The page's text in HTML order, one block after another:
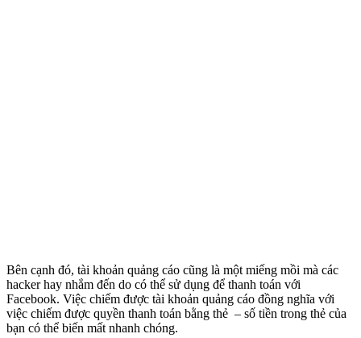
Bên cạnh đó, tài khoản quảng cáo cũng là một miếng mồi mà các
hacker hay nhắm đến do có thể sử dụng để thanh toán với
Facebook. Việc chiếm được tài khoản quảng cáo đồng nghĩa với
việc chiếm được quyền thanh toán bằng thẻ – số tiền trong thẻ của
bạn có thể biến mất nhanh chóng.